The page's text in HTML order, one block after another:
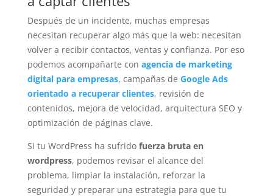
Después de un incidente, muchas empresas
necesitan recuperar algo más que la web: necesitan
volver a recibir contactos, ventas y confianza. Por eso
podemos acompañarte con agencia de marketing
digital para empresas, campañas de Google Ads
orientado a recuperar clientes, revisión de
contenidos, mejora de velocidad, arquitectura SEO y
optimización de páginas clave.
Si tu WordPress ha sufrido fuerza bruta en
wordpress, podemos revisar el alcance del
problema, limpiar la instalación, reforzar la
seguridad y preparar una estrategia para que tu